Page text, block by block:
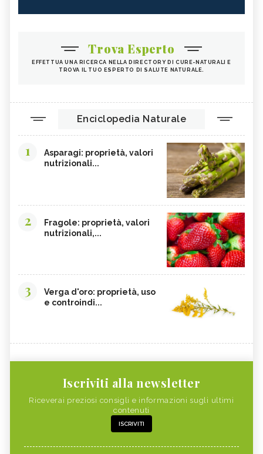
Trova Esperto
EFFETTUA UNA RICERCA NELLA DIRECTORY DI CURE-NATURALI E
TROVA IL TUO ESPERTO DI SALUTE NATURALE.
Enciclopedia Naturale
1
Asparagi: proprietà, valori
nutrizionali...
2
Fragole: proprietà, valori
nutrizionali,...
3
Verga d'oro: proprietà, uso
e controindi...
Iscriviti alla newsletter
Riceverai preziosi consigli e informazioni sugli ultimi
contenuti
ISCRIVITI